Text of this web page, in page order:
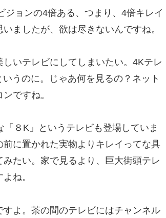
ジョンの4倍ある、つまり、4倍キレイ
ましたが、欲は尽きないんですね。
いテレビにしてしまいたい。4Kテレ
うのに。じゃあ何を見るの？ネット
ですね。
８K」というテレビも登場していま
に置かれた実物よりキレイってな具
たい。家で見るより、巨大街頭テレ
ね。
よ。茶の間のテレビにはチャンネル